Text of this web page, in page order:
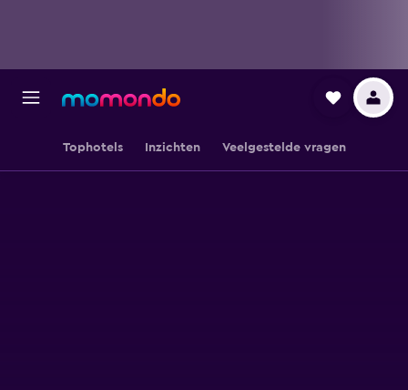
Tophotels Inzichten Veelgestelde vragen